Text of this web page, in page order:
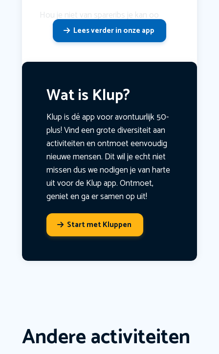
Hou je niet van spareribs je kan oo
Lees verder in onze app
Wat is Klup?
Klup is dé app voor avontuurlijk 50-
plus! Vind een grote diversiteit aan
activiteiten en ontmoet eenvoudig
nieuwe mensen. Dit wil je echt niet
missen dus we nodigen je van harte
uit voor de Klup app. Ontmoet,
geniet en ga er samen op uit!
Start met Kluppen
Andere activiteiten